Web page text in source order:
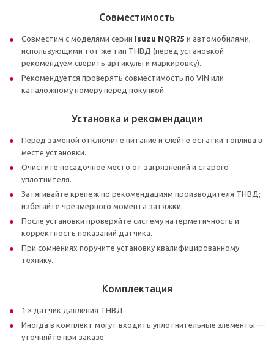
Совместимость
Совместим с моделями серии Isuzu NQR75 и автомобилями,
использующими тот же тип ТНВД (перед установкой
рекомендуем сверить артикулы и маркировку).
Рекомендуется проверять совместимость по VIN или
каталожному номеру перед покупкой.
Установка и рекомендации
Перед заменой отключите питание и слейте остатки топлива в
месте установки.
Очистите посадочное место от загрязнений и старого
уплотнителя.
Затягивайте крепёж по рекомендациям производителя ТНВД;
избегайте чрезмерного момента затяжки.
После установки проверяйте систему на герметичность и
корректность показаний датчика.
При сомнениях поручите установку квалифицированному
технику.
Комплектация
1 × датчик давления ТНВД
Иногда в комплект могут входить уплотнительные элементы —
уточняйте при заказе